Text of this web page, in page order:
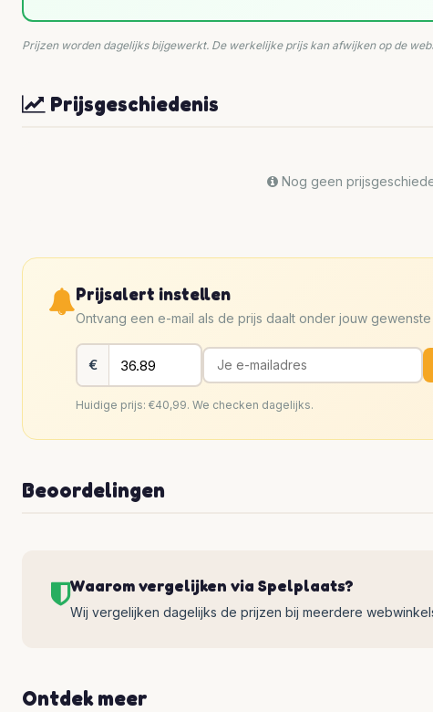
Prijzen worden dagelijks bijgewerkt. De werkelijke prijs kan afwijken op de
Prijsgeschiedenis
Nog geen
Prijsalert instellen
Ontvang een e-mail als de prijs daalt onder jouw
€
Huidige prijs: €40,99. We checken dagelijks.
Beoordelingen
Waarom vergelijken via Spelplaats?
Wij vergelijken dagelijks de prijzen bij meerdere
Ontdek meer